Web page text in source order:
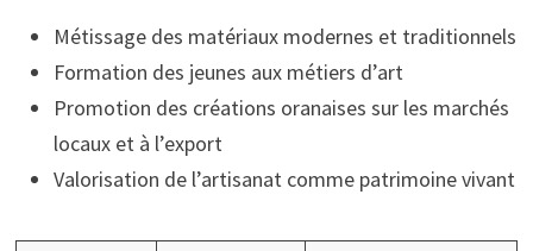
Métissage des matériaux modernes et traditionnels
Formation des jeunes aux métiers d’art
Promotion des créations oranaises sur les marchés
locaux et à l’export
Valorisation de l’artisanat comme patrimoine vivant